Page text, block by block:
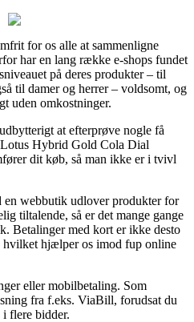
for os alle at sammenligne
har en lang række e-shops fundet
på deres produkter – til
til damer og herrer – voldsomt, og
uden omkostninger.
at efterprøve nogle få
Hybrid Gold Cola Dial
dit køb, så man ikke er i tvivl
en webbutik udlover produkter for
tiltalende, så er det mange gange
Betalinger med kort er ikke desto
hjælper os imod fup online
eller mobilbetaling. Som
fra f.eks. ViaBill, forudsat du
i flere bidder.